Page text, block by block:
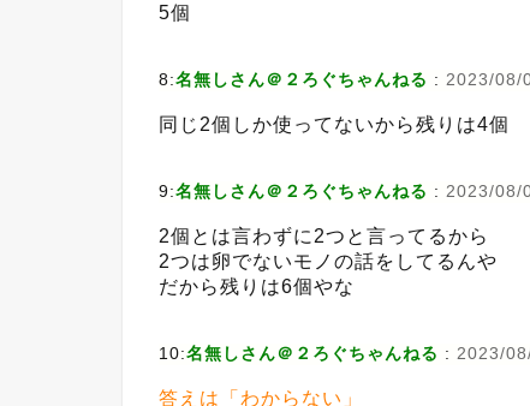
5個
8:名無しさん＠２ろぐちゃんねる : 2023/08/
同じ2個しか使ってないから残りは4個
9:名無しさん＠２ろぐちゃんねる : 2023/08/
2個とは言わずに2つと言ってるから
2つは卵でないモノの話をしてるんや
だから残りは6個やな
10:名無しさん＠２ろぐちゃんねる : 2023/
答えは「わからない」